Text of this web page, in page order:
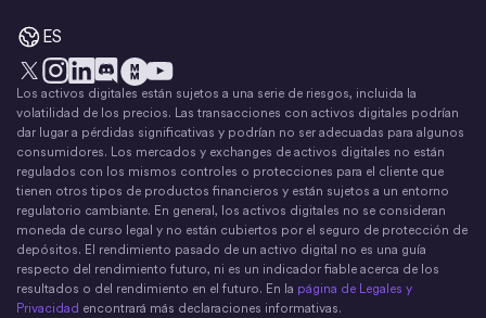
ES
X Instagram
LinkedIn
DiscordEl movimiento del dinero
YouTube
Los activos digitales están sujetos a una serie de riesgos, incluida la
volatilidad de los precios. Las transacciones con activos digitales podrían
dar lugar a pérdidas significativas y podrían no ser adecuadas para algunos
consumidores. Los mercados y exchanges de activos digitales no están
regulados con los mismos controles o protecciones para el cliente que
tienen otros tipos de productos financieros y están sujetos a un entorno
regulatorio cambiante. En general, los activos digitales no se consideran
moneda de curso legal y no están cubiertos por el seguro de protección de
depósitos. El rendimiento pasado de un activo digital no es una guía
respecto del rendimiento futuro, ni es un indicador fiable acerca de los
resultados o del rendimiento en el futuro. En la página de Legales y
Privacidad encontrará más declaraciones informativas.